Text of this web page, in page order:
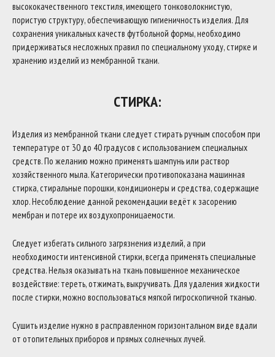
высококачественного текстиля, имеющего тонковолокнистую,
пористую структуру, обеспечивающую гигиеничность изделия. Для
сохранения уникальных качеств футбольной формы, необходимо
придерживаться несложных правил по специальному уходу, стирке и
хранению изделий из мембранной ткани.
СТИРКА:
Изделия из мембранной ткани следует стирать ручным способом при
температуре от 30 до 40 градусов с использованием специальных
средств. По желанию можно применять шампунь или раствор
хозяйственного мыла. Категорически противопоказана машинная
стирка, стиральные порошки, кондиционеры и средства, содержащие
хлор. Несоблюдение данной рекомендации ведёт к засорению
мембран и потере их воздухопроницаемости.
Следует избегать сильного загрязнения изделий, а при
необходимости интенсивной стирки, всегда применять специальные
средства. Нельзя оказывать на ткань повышенное механическое
воздействие: тереть, отжимать, выкручивать. Для удаления жидкости
после стирки, можно воспользоваться мягкой гигроскопичной тканью.
Сушить изделие нужно в расправленном горизонтальном виде вдали
от отопительных приборов и прямых солнечных лучей.